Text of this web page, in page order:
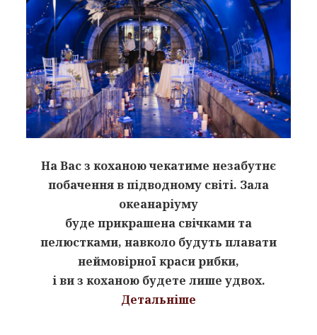
На Вас з коханою чекатиме незабутнє
побачення в підводному світі. Зала
океанаріуму
буде прикрашена свічками та
пелюстками, навколо будуть плавати
неймовірної краси рибки,
і ви з коханою будете лише удвох.
Детальніше